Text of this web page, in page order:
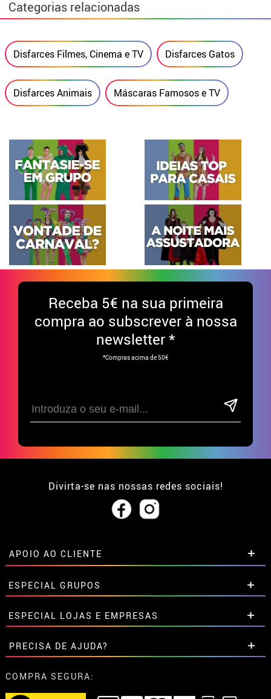
Categorias relacionadas
Disfarces Filmes, Cinema e TV Disfarces Gatos
Disfarces Animais Máscaras Famosos e TV
Receba 5€ na sua primeira
compra ao subscrever à nossa
newsletter *
*Compras acima de 50€
Divirta-se nas nossas redes sociais!
APOIO AO CLIENTE
• Sobre nós
• Condições de venda
• Aviso legal ePrivacidade
• Atendimento ao cliente
• Utilização de cookies
•Configuração de cookies
ESPECIAL GRUPOS
Descontos especiais para grupos.
Entre em contato connosco aqui
ESPECIAL LOJAS E EMPRESAS
Descontos especiais para grupos.
Entre em contato connosco aqui
PRECISA DE AJUDA?
Ainda não colocei a minha ordem
COMPRA SEGURA: